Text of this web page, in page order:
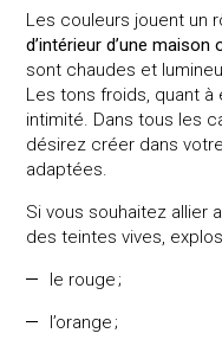
Les couleurs jouent un
d’intérieur d’une maison
sont chaudes et
Les tons froids, quant à
intimité. Dans tous les
désirez créer dans
adaptées.
Si vous souhaitez allier
des teintes vives,
le rouge ;
l’orange ;